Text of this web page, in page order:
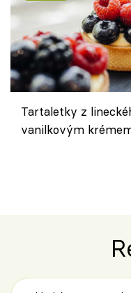
Tartaletky z
vanilkovým